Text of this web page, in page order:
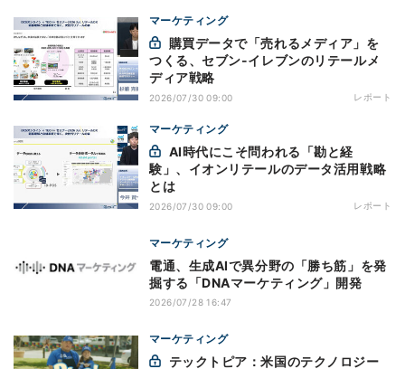
マーケティング
つくる、セブン-イレブンのリテールメ
ディア戦略
2026/07/30 09:00 レポート
マーケティング
験」、イオンリテールのデータ活用戦略
とは
2026/07/30 09:00 レポート
マーケティング
電通、生成AIで異分野の「勝ち筋」を発
掘する「DNAマーケティング」開発
2026/07/28 16:47
マーケティング